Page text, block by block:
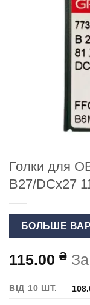
Голки для
B27/DCx27
БОЛЬШЕ
115.00 ₴
ВІД 10 ШТ.